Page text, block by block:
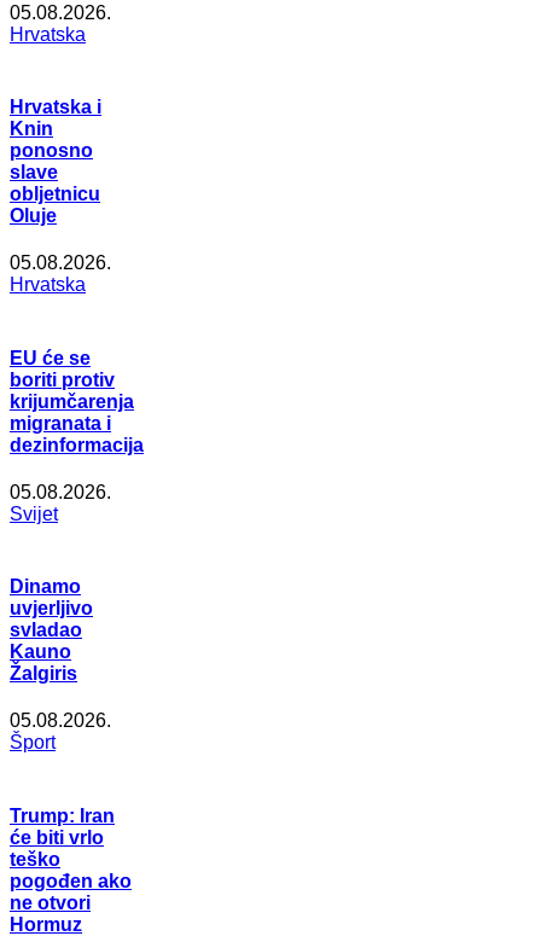
05.08.2026.
Hrvatska
Hrvatska i
Knin
ponosno
slave
obljetnicu
Oluje
05.08.2026.
Hrvatska
EU će se
boriti protiv
krijumčarenja
migranata i
dezinformacija
05.08.2026.
Svijet
Dinamo
uvjerljivo
svladao
Kauno
Žalgiris
05.08.2026.
Šport
Trump: Iran
će biti vrlo
teško
pogođen ako
ne otvori
Hormuz